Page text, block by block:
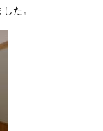
た。